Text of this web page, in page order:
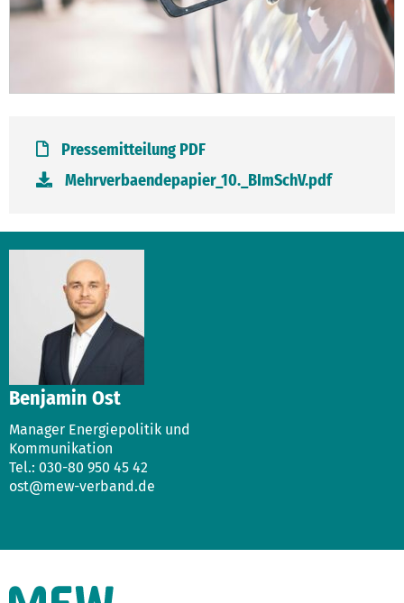
Pressemitteilung PDF
Mehrverbaendepapier_10._BImSchV.pdf
Benjamin Ost
Manager Energiepolitik und
Kommunikation
Tel.: 030-80 950 45 42
ost@mew-verband.de